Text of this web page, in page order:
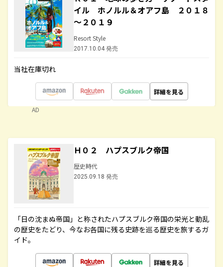
イル ホノルル＆オアフ島 ２０１８
～２０１９
Resort Style
2017.10.04 発売
当社在庫切れ
詳細を見る
AD
Ｈ０２ ハプスブルク帝国
歴史時代
2025.09.18 発売
「日の沈まぬ帝国」と称されたハプスブルク帝国の栄光と動乱
の歴史をたどり、今なお各国に残る史跡を巡る歴史を旅するガ
イド。
詳細を見る